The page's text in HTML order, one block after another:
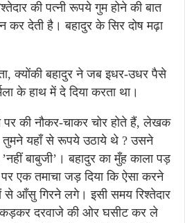
की पत्नी रूपये गुम होने की बात
देती है। बहादुर के सिर दोष मढ़ा
क्योंकी बहादुर ने जब इधर-उधर पैसे
के हाथ में दे दिया करता था।
पर की नौकर-चाकर चोर होते हैं, लेखक
यहाँ से रूपये उठाये थे ? उसने
’नहीं बाबुजी’। बहादुर का मुँह काला पड़
एक तमाचा जड़ दिया कि ऐसा करने
आँसु गिरने लगे। इसी समय रिश्तेदार
दरवाजे की ओर घसीट कर ले